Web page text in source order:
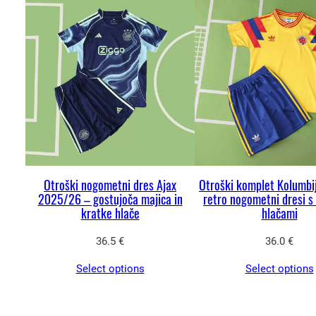
Otroški nogometni dres Ajax
2025/26 – gostujoča majica in
kratke hlače
36.5 €
Select options
Otroški komplet
retro nogometni dresi
hlačami
36.0 €
Select options